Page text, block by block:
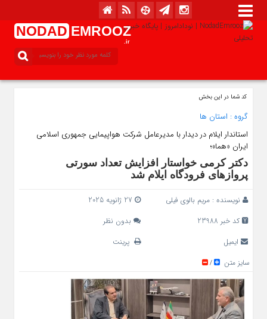
NODAD EMROOZ
.ir
کد شما در این بخش
گروه : استان ها
استاندار ایلام در دیدار با مدیرعامل شرکت هواپیمایی جمهوری اسلامی
ایران «هما»؛
دکتر کرمی خواستار افزایش تعداد سورتی
پروازهای فرودگاه ایلام شد
نویسنده : مریم بالوی فیلی
کد خبر 23988
بدون نظر
ایمیل
پرینت
سایز متن
/